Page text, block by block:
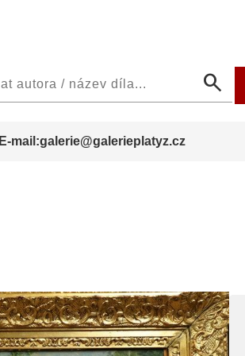
search
E-mail:galerie@galerieplatyz.cz